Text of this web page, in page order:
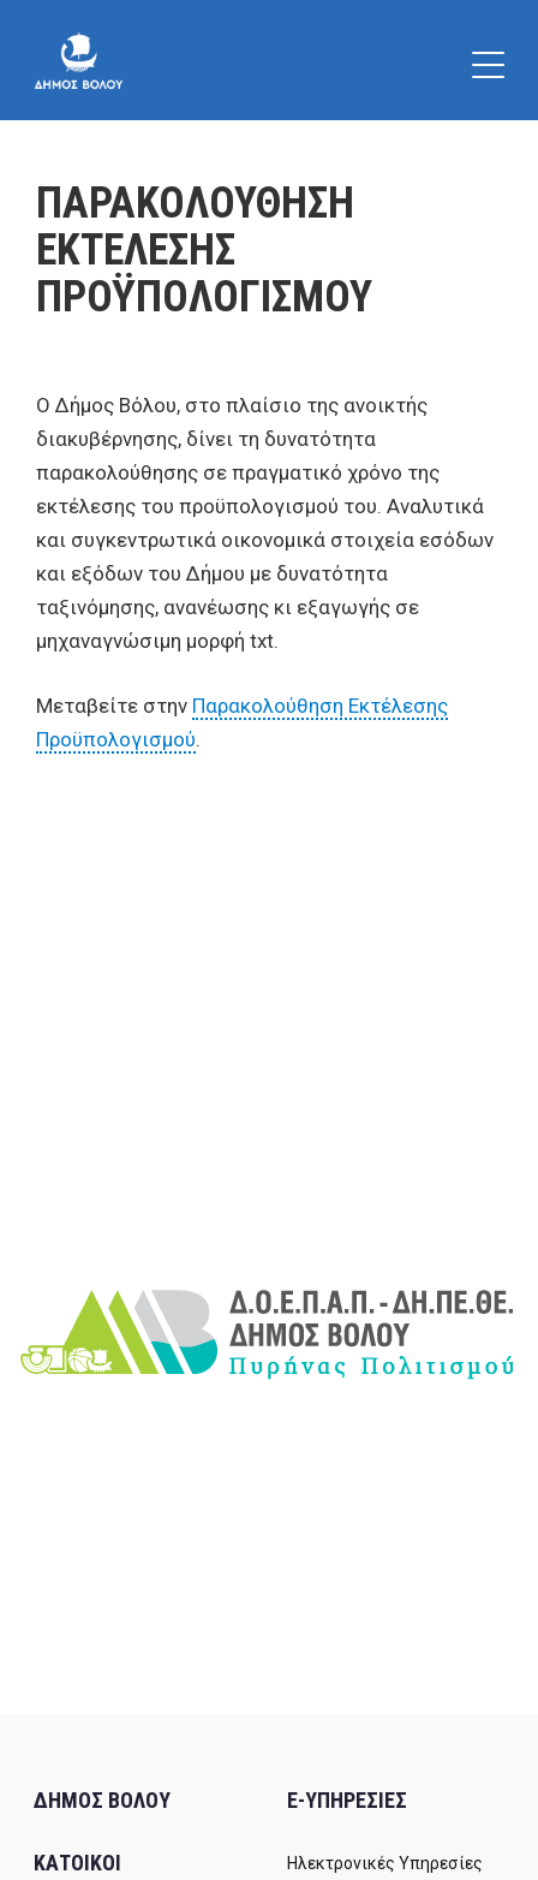
ΠΑΡΑΚΟΛΟΥΘΗΣΗ
ΕΚΤΕΛΕΣΗΣ
ΠΡΟΫΠΟΛΟΓΙΣΜΟΥ
Ο Δήμος Βόλου, στο πλαίσιο της ανοικτής
διακυβέρνησης, δίνει τη δυνατότητα
παρακολούθησης σε πραγματικό χρόνο της
εκτέλεσης του προϋπολογισμού του. Αναλυτικά
και συγκεντρωτικά οικονομικά στοιχεία εσόδων
και εξόδων του Δήμου με δυνατότητα
ταξινόμησης, ανανέωσης κι εξαγωγής σε
μηχαναγνώσιμη μορφή txt.
Μεταβείτε στην Παρακολούθηση Εκτέλεσης
Προϋπολογισμού.
ΔΗΜΟΣ ΒΟΛΟΥ
ΚΑΤΟΙΚΟΙ
E-ΥΠΗΡΕΣΙΕΣ
Ηλεκτρονικές Υπηρεσίες